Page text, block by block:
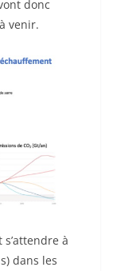
donc
venir.
à
dans les